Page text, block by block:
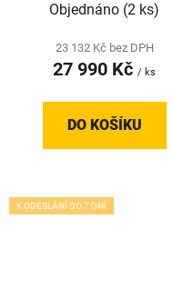
Objednáno (2 ks)
23 132 Kč bez DPH
27 990 Kč / ks
DO KOŠÍKU
K ODESLÁNÍ DO 7 DNÍ